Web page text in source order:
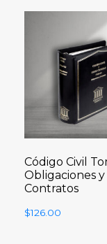
Código Civil
Obligaciones y
Contratos
$126.00